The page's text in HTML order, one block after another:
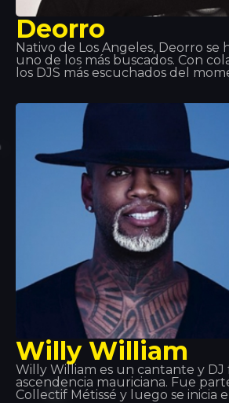
Deorro
Nativo de Los Ángeles, Deorro se
uno de los más buscados. Con
los DJS más escuchados del
técnica en los mejores eventos
música. Es por esto que nos
Willy William
Willy William es un cantante y DJ
ascendencia mauriciana. Fue
Collectif Métissé y luego se inicia